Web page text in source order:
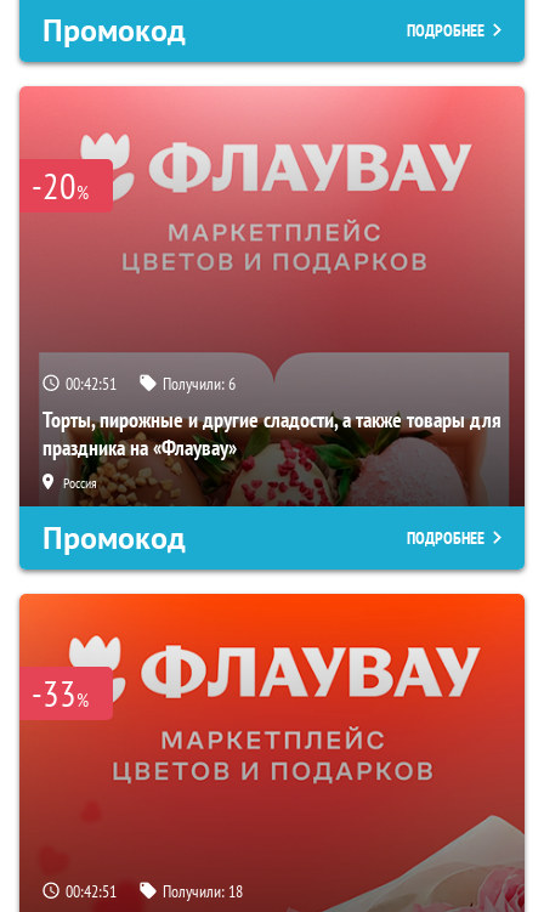
Промокод ПОДРОБНЕЕ
-20%
00:42:50 Получили:6
Торты, пирожные и другие сладости, а также товары для
праздника на «Флаувау»
Россия
Промокод ПОДРОБНЕЕ
-33%
00:42:50 Получили: 18